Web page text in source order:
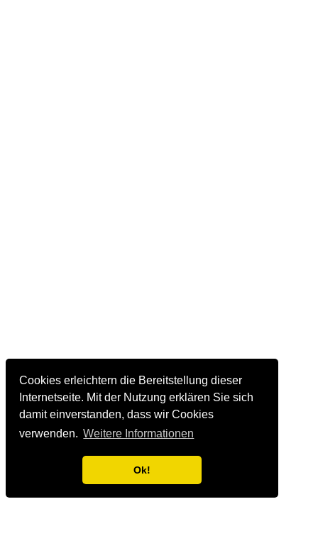
Cookies erleichtern die Bereitstellung dieser
Internetseite. Mit der Nutzung erklären Sie sich
damit einverstanden, dass wir Cookies
verwenden. Weitere Informationen
Ok!